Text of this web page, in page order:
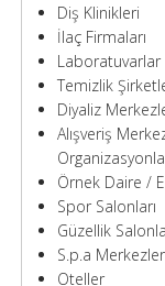
Diş Klinikleri
İlaç Firmaları
Laboratuvarlar
Temizlik
Diyaliz
Alışveriş
Örnek Daire /
Spor Salonları
Güzellik
S.p.a
Oteller